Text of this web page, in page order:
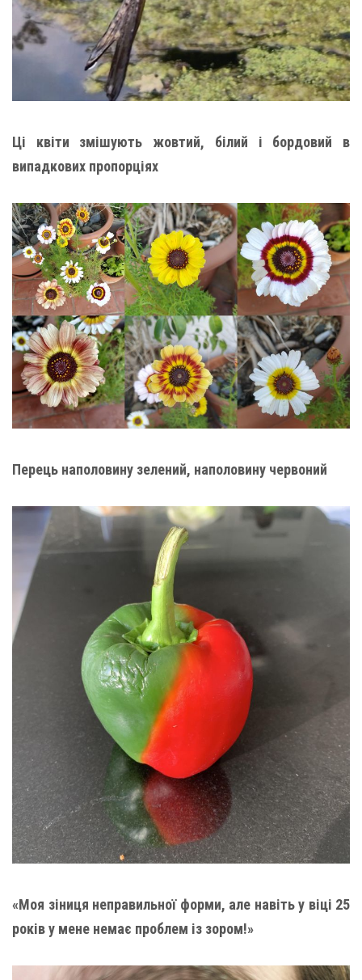
Ці квіти змішують жовтий, білий і бордовий в
випадкових пропорціях
Перець наполовину зелений, наполовину червоний
«Моя зіниця неправильної форми, але навіть у віці 25
років у мене немає проблем із зором!»